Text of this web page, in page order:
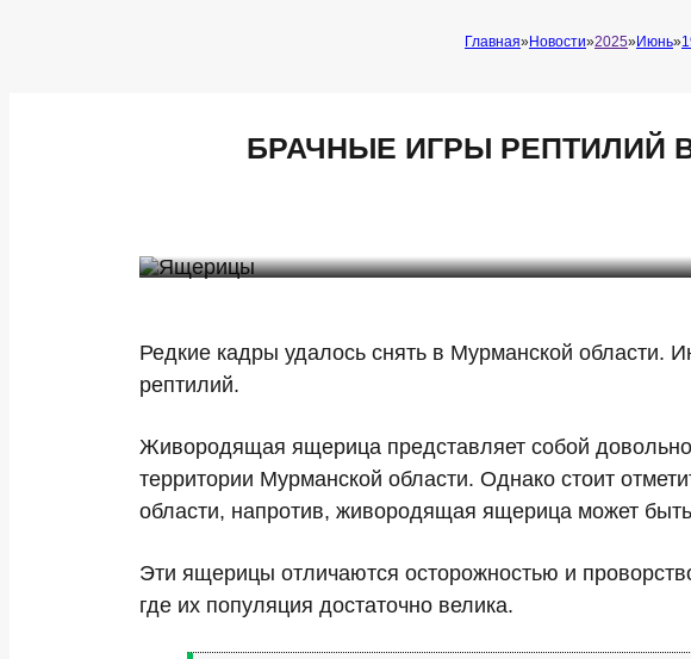
Главная Новости 2025 Июнь
БРАЧНЫЕ ИГРЫ РЕПТИЛИЙ
Редкие кадры удалось снять в Мурманской области.
рептилий.
Живородящая ящерица представляет собой
территории Мурманской области. Однако стоит
области, напротив, живородящая ящерица может
Эти ящерицы отличаются осторожностью и
где их популяция достаточно велика.